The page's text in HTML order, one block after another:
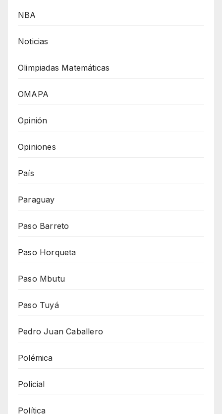
NBA
Noticias
Olimpiadas Matemáticas
OMAPA
Opinión
Opiniones
País
Paraguay
Paso Barreto
Paso Horqueta
Paso Mbutu
Paso Tuyá
Pedro Juan Caballero
Polémica
Policial
Política